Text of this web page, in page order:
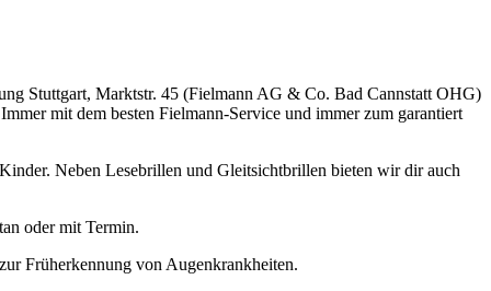
Stuttgart, Marktstr. 45 (Fielmann AG & Co. Bad Cannstatt OHG)
mit dem besten Fielmann-Service und immer zum garantiert
Neben Lesebrillen und Gleitsichtbrillen bieten wir dir auch
oder mit Termin.
Früherkennung von Augenkrankheiten.